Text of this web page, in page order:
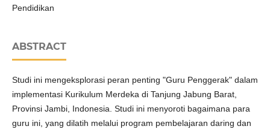
Pendidikan
ABSTRACT
Studi ini mengeksplorasi peran penting "Guru Penggerak" dalam
implementasi Kurikulum Merdeka di Tanjung Jabung Barat,
Provinsi Jambi, Indonesia. Studi ini menyoroti bagaimana para
guru ini, yang dilatih melalui program pembelajaran daring dan